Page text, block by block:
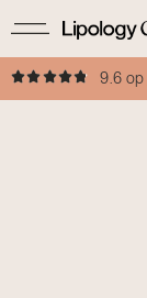
9.6 op